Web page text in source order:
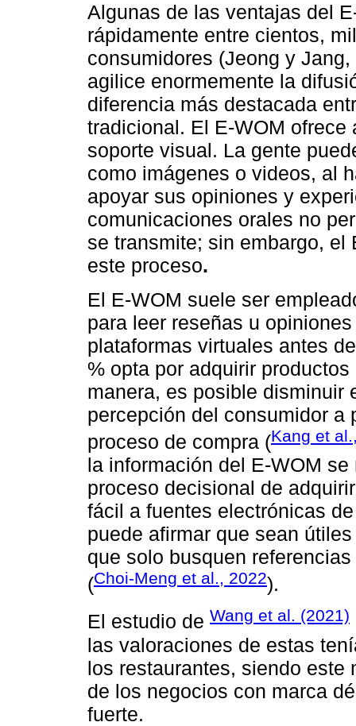
Algunas de las ventajas del
rápidamente entre cientos,
consumidores (Jeong y
agilice enormemente la
diferencia más destacada
tradicional. El E-WOM
soporte visual. La gente
como imágenes o videos, al
apoyar sus opiniones y
comunicaciones orales no
se transmite; sin embargo,
este proceso.
El E-WOM suele ser
para leer reseñas u
plataformas virtuales antes
% opta por adquirir
manera, es posible disminuir
percepción del consumidor a
proceso de compra (Kang et
la información del E-WOM
proceso decisional de
fácil a fuentes electrónicas
puede afirmar que sean
que solo busquen
(Choi-Meng et al., 2022).
El estudio de Wang et al. (2021)
las valoraciones de estas
los restaurantes, siendo este
de los negocios con marca
fuerte.